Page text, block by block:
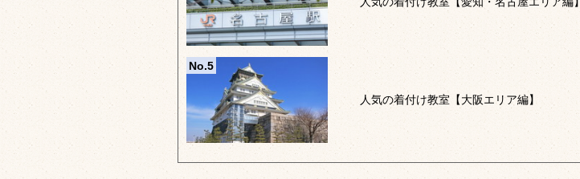
No.5
人気の着付け教室【大阪エリア編】